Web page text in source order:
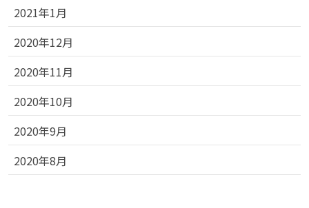
2021年1月
2020年12月
2020年11月
2020年10月
2020年9月
2020年8月